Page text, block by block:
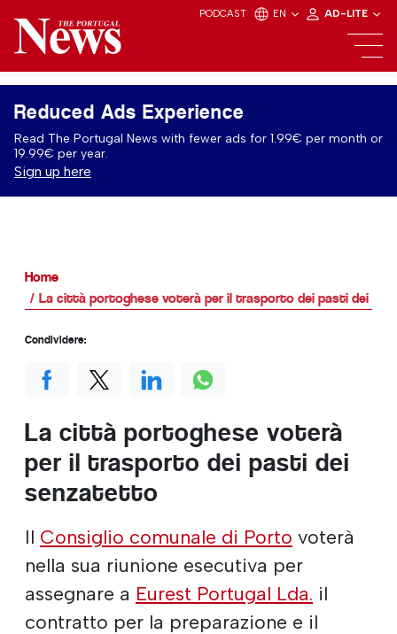
PODCAST EN AD-LITE
Reduced Ads Experience
Read The Portugal News with fewer ads for 1.99€ per month or
19.99€ per year.
Sign up here
Home
La città portoghese voterà per il trasporto dei pasti dei
La città portoghese voterà
per il trasporto dei pasti dei
senzatetto
Il Consiglio comunale di Porto voterà
nella sua riunione esecutiva per
assegnare a Eurest Portugal Lda. il
contratto per la preparazione e il
Condividere: